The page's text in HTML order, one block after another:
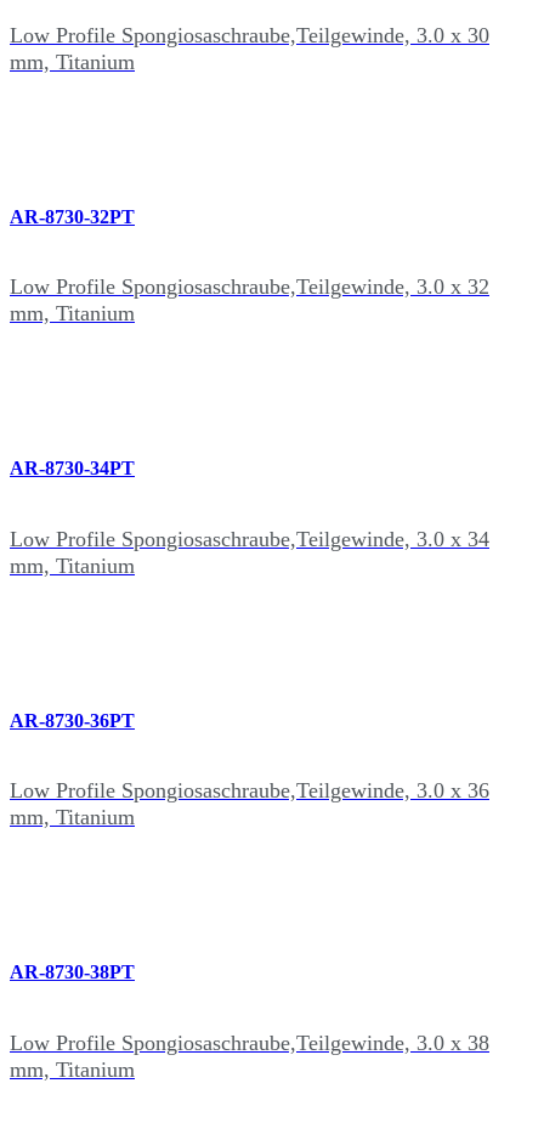
Low Profile Spongiosaschraube,Teilgewinde, 3.0 x 30
mm, Titanium
AR-8730-32PT
Low Profile Spongiosaschraube,Teilgewinde, 3.0 x 32
mm, Titanium
AR-8730-34PT
Low Profile Spongiosaschraube,Teilgewinde, 3.0 x 34
mm, Titanium
AR-8730-36PT
Low Profile Spongiosaschraube,Teilgewinde, 3.0 x 36
mm, Titanium
AR-8730-38PT
Low Profile Spongiosaschraube,Teilgewinde, 3.0 x 38
mm, Titanium